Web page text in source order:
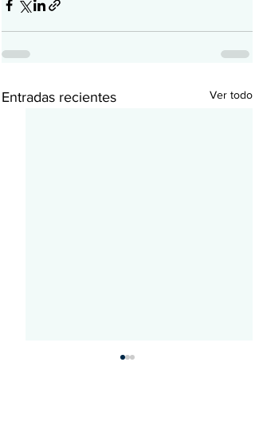
Entradas recientes Ver todo